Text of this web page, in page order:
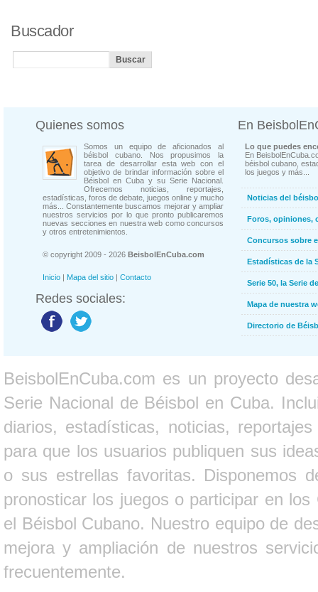
Buscador
Quienes somos
Somos un equipo de aficionados al
béisbol cubano. Nos propusimos la
tarea de desarrollar esta web con el
objetivo de brindar información sobre el
Béisbol en Cuba y su Serie Nacional.
Ofrecemos noticias, reportajes,
estadísticas, foros de debate, juegos online y mucho
más... Constantemente buscamos mejorar y ampliar
nuestros servicios por lo que pronto publicaremos
nuevas secciones en nuestra web como concursos
y otros entretenimientos.
© copyright 2009 - 2026 BeisbolEnCuba.com
Inicio | Mapa del sitio | Contacto
Redes sociales:
En
Lo que puedes
En
béisbol cubano,
los juegos y más...
Noticias del
Foros, opiniones,
Concursos sobre
Estadísticas de la
Serie 50, la Serie
Mapa de nuestra
Directorio de
BeisbolEnCuba.com es un proyecto
Serie Nacional de Béisbol en Cuba.
diarios, estadísticas, noticias,
para que los usuarios publiquen sus
o sus estrellas favoritas. Disponemos
pronosticar los juegos o participar en
el Béisbol Cubano. Nuestro equipo de
mejora y ampliación de nuestros
frecuentemente.